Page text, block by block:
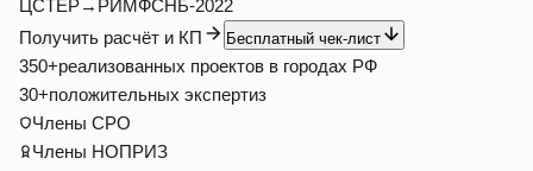
ЦСТЕР→РИМФСНБ-2022
Получить расчёт и КП
Бесплатный чек-лист
350+реализованных проектов в городах РФ
30+положительных экспертиз
Члены СРО
Члены НОПРИЗ